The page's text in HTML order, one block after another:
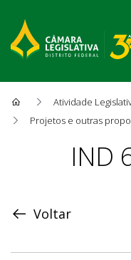
Atividade
Projetos e outras
Proposição
IND
Voltar